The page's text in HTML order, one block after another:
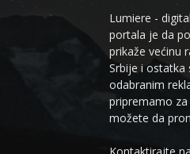
Lumiere -
portala je da
prikaže većinu
Srbije i ostatka
odabranim
pripremamo
možete da